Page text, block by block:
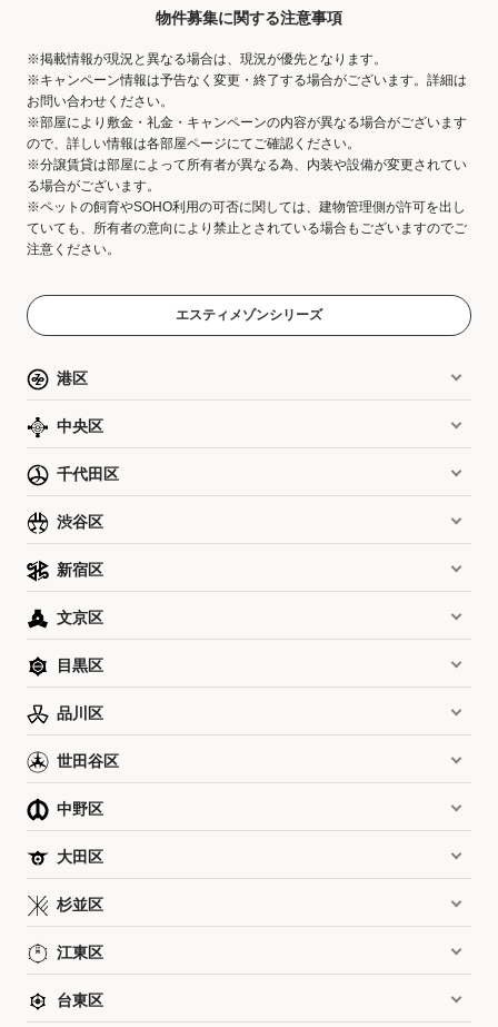
物件募集に関する注意事項
※掲載情報が現況と異なる場合は、現況が優先となります。
※キャンペーン情報は予告なく変更・終了する場合がございます。詳細は
お問い合わせください。
※部屋により敷金・礼金・キャンペーンの内容が異なる場合がございます
ので、詳しい情報は各部屋ページにてご確認ください。
※分譲賃貸は部屋によって所有者が異なる為、内装や設備が変更されてい
る場合がございます。
※ペットの飼育やSOHO利用の可否に関しては、建物管理側が許可を出し
ていても、所有者の意向により禁止とされている場合もございますのでご
注意ください。
エスティメゾンシリーズ
港区
中央区
千代田区
渋谷区
新宿区
文京区
目黒区
品川区
世田谷区
中野区
大田区
杉並区
江東区
台東区